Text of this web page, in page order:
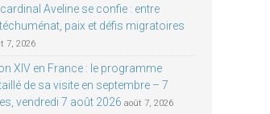
cardinal Aveline se confie : entre
paix et défis migratoires
7, 2026
XIV en France : le programme
de sa visite en septembre – 7
vendredi 7 août 2026 août 7, 2026